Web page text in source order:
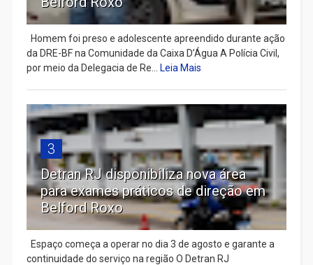
Homem foi preso e adolescente apreendido durante ação
da DRE-BF na Comunidade da Caixa D’Água A Polícia Civil,
por meio da Delegacia de Re...
Leia Mais
3
Detran RJ disponibiliza nova área
para exames práticos de direção em
Belford Roxo
Espaço começa a operar no dia 3 de agosto e garante a
continuidade do serviço na região O Detran RJ